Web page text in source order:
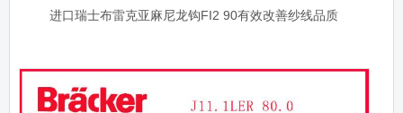
进口瑞士布雷克亚麻尼龙钩FI2 90有效改善纱线品质